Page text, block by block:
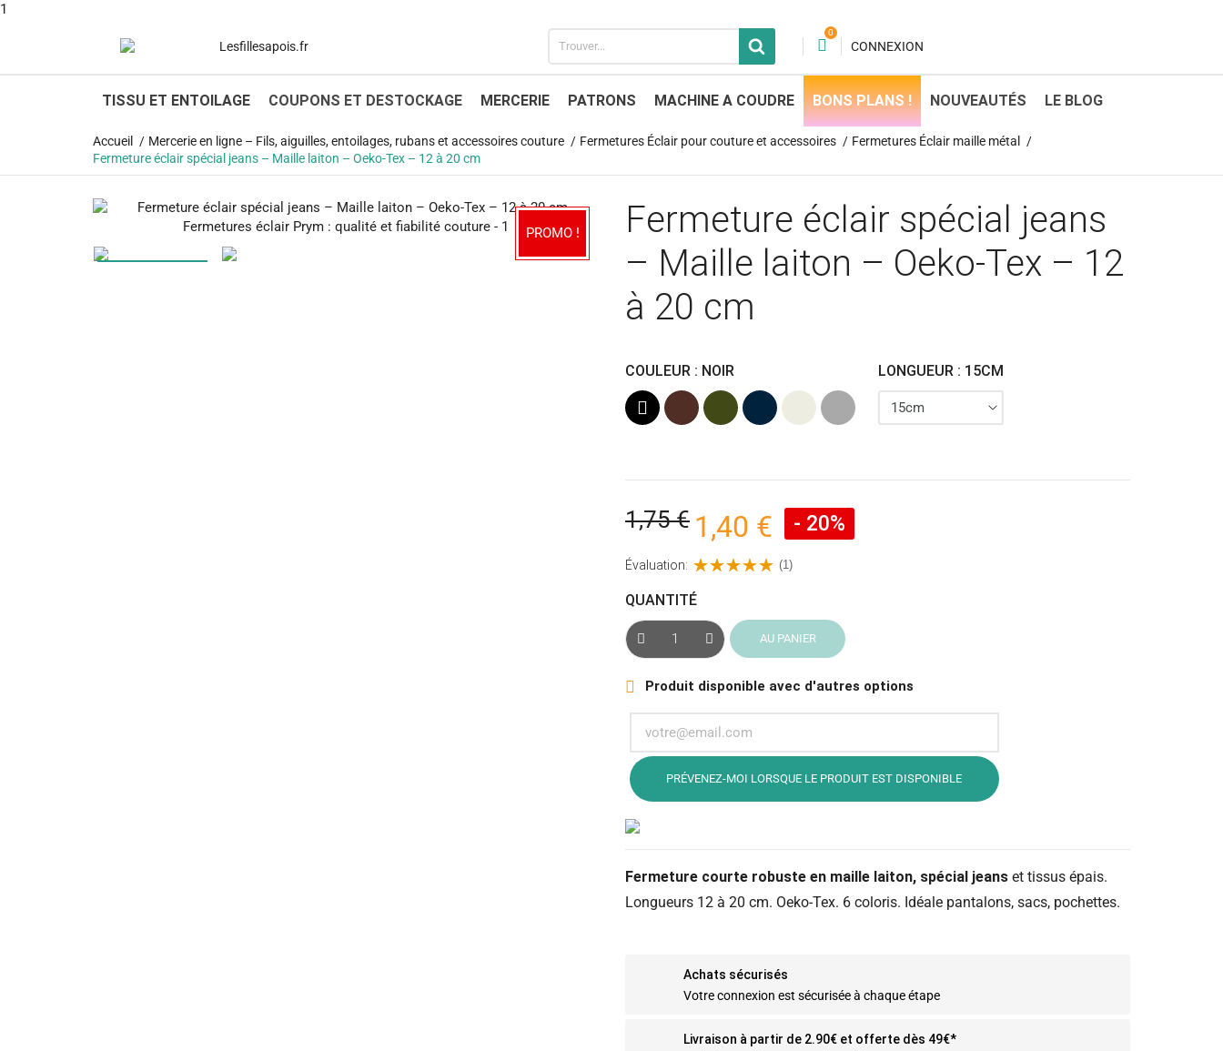
1
0
CONNEXION
TISSU ET ENTOILAGE COUPONS ET DESTOCKAGE MERCERIE PATRONS MACHINE A COUDRE BONS PLANS ! NOUVEAUTÉS LE BLOG
Accueil Mercerie en ligne – Fils, aiguilles, entoilages, rubans et accessoires couture Fermetures Éclair pour couture et accessoires
Fermetures Éclair maille métal
Fermeture éclair spécial jeans – Maille laiton – Oeko-Tex – 12 à 20 cm
PROMO !
Fermeture éclair spécial jeans
– Maille laiton – Oeko-Tex – 12
à 20 cm
COULEUR : NOIR
Noir MarronKaki
(Vert
Bleu
marine
Ecru Gris
LONGUEUR : 15CM
1,75 € 1,40 € - 20%
Évaluation: (1)
QUANTITÉ
AU PANIER
 Produit disponible avec d'autres options
PRÉVENEZ-MOI LORSQUE LE PRODUIT EST DISPONIBLE
Fermeture courte robuste en maille laiton, spécial jeans et tissus épais.
Longueurs 12 à 20 cm. Oeko-Tex. 6 coloris. Idéale pantalons, sacs, pochettes.
Achats sécurisés
Votre connexion est sécurisée à chaque étape
Livraison à partir de 2.90€ et offerte dès 49€*